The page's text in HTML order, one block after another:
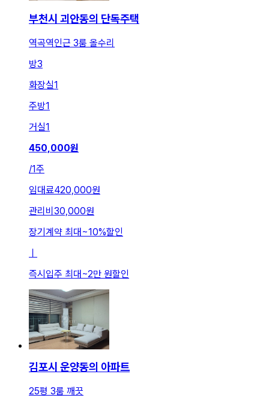
부천시 괴안동의 단독주택
역곡역인근 3룸 올수리
방3
화장실1
주방1
거실1
450,000원
/1주
임대료420,000원
관리비 30,000원
장기계약 최대~10%할인
ㅣ
즉시입주 최대~2만 원할인
김포시 운양동의 아파트
25평 3룸 깨끗